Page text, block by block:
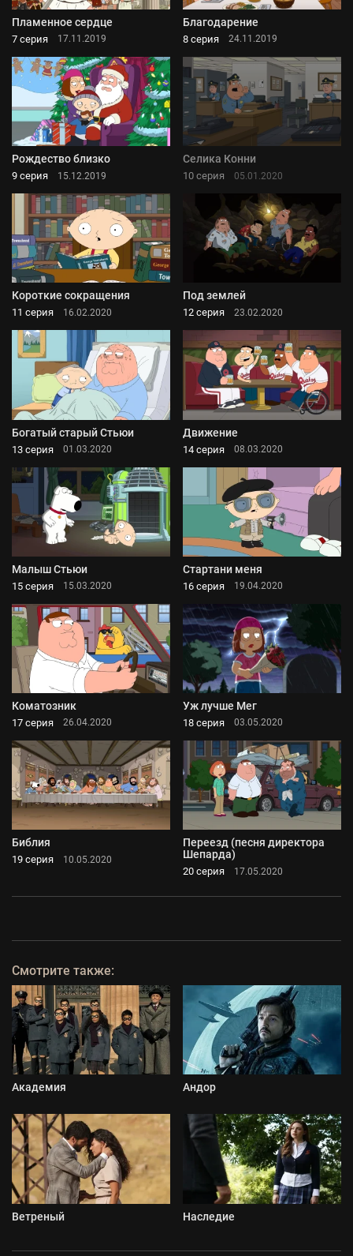
Пламенное сердце
7 серия 17.11.2019
Благодарение
8 серия 24.11.2019
Рождество близко
9 серия 15.12.2019
Селика Конни
10 серия 05.01.2020
Короткие сокращения
11 серия 16.02.2020
Под землей
12 серия 23.02.2020
Богатый старый Стьюи
13 серия 01.03.2020
Движение
14 серия 08.03.2020
Малыш Стьюи
15 серия 15.03.2020
Стартани меня
16 серия 19.04.2020
Коматозник
17 серия 26.04.2020
Уж лучше Мег
18 серия 03.05.2020
Библия
19 серия 10.05.2020
Переезд (песня директора
Шепарда)
20 серия 17.05.2020
Смотрите также:
Академия Андор
Ветреный Наследие